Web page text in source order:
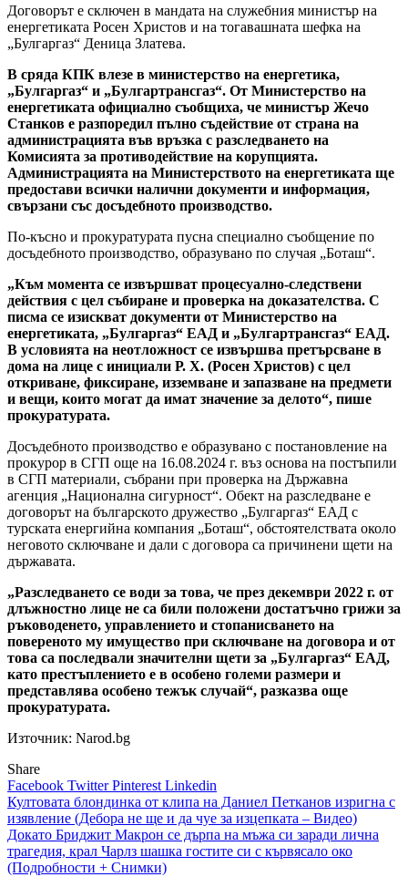
Договорът е сключен в мандата на служебния министър на
енергетиката Росен Христов и на тогавашната шефка на
„Булгаргаз“ Деница Златева.
В сряда КПК влезе в министерство на енергетика,
„Булгаргаз“ и „Булгартрансгаз“. От Министерство на
енергетиката официално съобщиха, че министър Жечо
Станков е разпоредил пълно съдействие от страна на
администрацията във връзка с разследването на
Комисията за противодействие на корупцията.
Администрацията на Министерството на енергетиката ще
предостави всички налични документи и информация,
свързани със досъдебното производство.
По-късно и прокуратурата пусна специално съобщение по
досъдебното производство, образувано по случая „Боташ“.
„Към момента се извършват процесуално-следствени
действия с цел събиране и проверка на доказателства. С
писма се изискват документи от Министерство на
енергетиката, „Булгаргаз“ ЕАД и „Булгартрансгаз“ ЕАД.
В условията на неотложност се извършва претърсване в
дома на лице с инициали Р. Х. (Росен Христов) с цел
откриване, фиксиране, изземване и запазване на предмети
и вещи, които могат да имат значение за делото“, пише
прокуратурата.
Досъдебното производство е образувано с постановление на
прокурор в СГП още на 16.08.2024 г. въз основа на постъпили
в СГП материали, събрани при проверка на Държавна
агенция „Национална сигурност“. Обект на разследване е
договорът на българското дружество „Булгаргаз“ ЕАД с
турската енергийна компания „Боташ“, обстоятелствата около
неговото сключване и дали с договора са причинени щети на
държавата.
„Разследването се води за това, че през декември 2022 г. от
длъжностно лице не са били положени достатъчно грижи за
ръководенето, управлението и стопанисването на
повереното му имущество при сключване на договора и от
това са последвали значителни щети за „Булгаргаз“ ЕАД,
като престъплението е в особено големи размери и
представлява особено тежък случай“, разказва още
прокуратурата.
Източник: Narod.bg
Share
Facebook TwitterPinterest Linkedin
Навигация
Култовата блондинка от клипа на Даниел Петканов изригна с
изявление (Дебора не ще и да чуе за изцепката – Видео)
Докато Бриджит Макрон се дърпа на мъжа си заради лична
трагедия, крал Чарлз шашка гостите си с кървясало око
(Подробности + Снимки)